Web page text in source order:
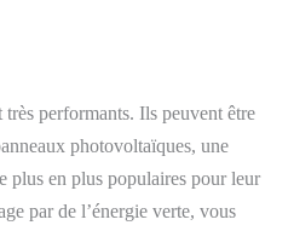
très performants. Ils peuvent être
photovoltaïques, une
plus en plus populaires pour leur
par de l’énergie verte, vous